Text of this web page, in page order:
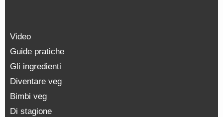
Video
Guide pratiche
Gli ingredienti
Diventare veg
Bimbi veg
Di stagione